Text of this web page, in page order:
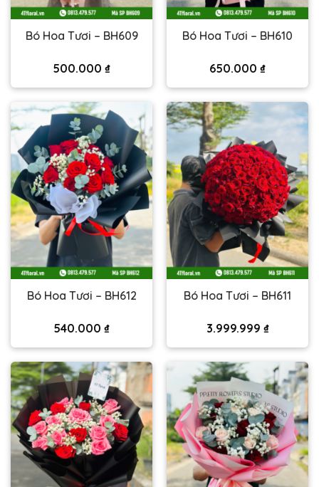
Bó Hoa Tươi – BH609
500.000 ₫
Bó Hoa Tươi – BH610
650.000 ₫
Bó Hoa Tươi – BH612
540.000 ₫
Bó Hoa Tươi – BH611
3.999.999 ₫